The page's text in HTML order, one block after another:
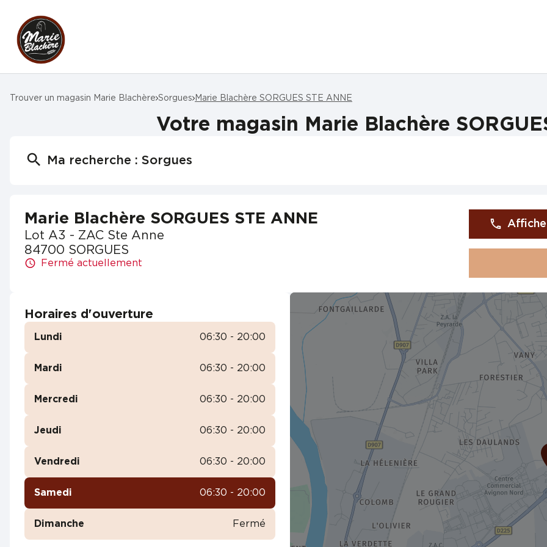
Trouver un magasin Marie Blachère Sorgues Marie Blachère SORGUES STE ANNE
Votre magasin Marie Blachère
Ma recherche : Sorgues
Marie Blachère SORGUES STE ANNE
Lot A3 - ZAC Ste Anne
84700 SORGUES
Fermé actuellement
Horaires d'ouverture
Lundi 06:30 - 20:00
Mardi 06:30 - 20:00
Mercredi 06:30 - 20:00
Jeudi 06:30 - 20:00
Vendredi 06:30 - 20:00
Samedi 06:30 - 20:00
Dimanche Fermé